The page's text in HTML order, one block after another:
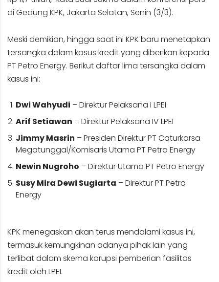
di Gedung KPK, Jakarta Selatan, Senin (3/3).
Meski demikian, hingga saat ini KPK baru menetapkan
tersangka dalam kasus kredit yang diberikan kepada
PT Petro Energy. Berikut daftar lima tersangka dalam
kasus ini:
Dwi Wahyudi – Direktur Pelaksana I LPEI
Arif Setiawan – Direktur Pelaksana IV LPEI
Jimmy Masrin – Presiden Direktur PT Caturkarsa
Megatunggal/Komisaris Utama PT Petro Energy
Newin Nugroho – Direktur Utama PT Petro Energy
Susy Mira Dewi Sugiarta – Direktur PT Petro
Energy
KPK menegaskan akan terus mendalami kasus ini,
termasuk kemungkinan adanya pihak lain yang
terlibat dalam skema korupsi pemberian fasilitas
kredit oleh LPEI.